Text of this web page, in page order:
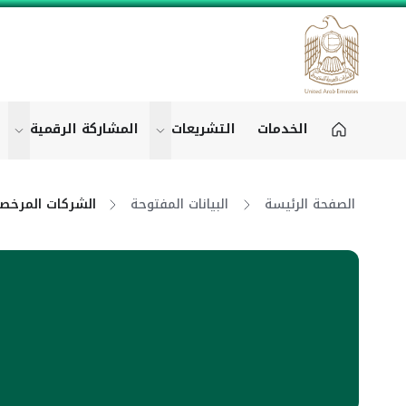
الخدمات التشريعات "التشريعات"
المشاركة الرقمية
الصفحة الرئيسة البيانات المفتوحة الشركات